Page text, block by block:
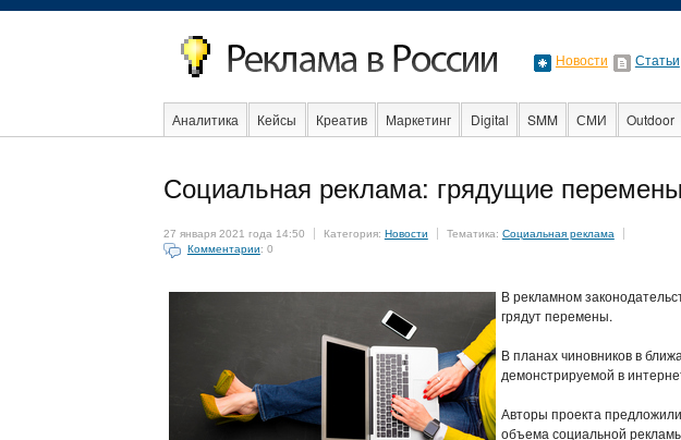
Новости Статьи
Аналитика Кейсы Креатив Маркетинг Digital SMM СМИ Outdoor
Социальная реклама: грядущие перемены
27 января 2021 года 14:50 Категория: Новости Тематика: Социальная реклама
Комментарии: 0
В рекламном
грядут перемены.
В планах чиновников в
демонстрируемой в
Авторы проекта
объема социальной